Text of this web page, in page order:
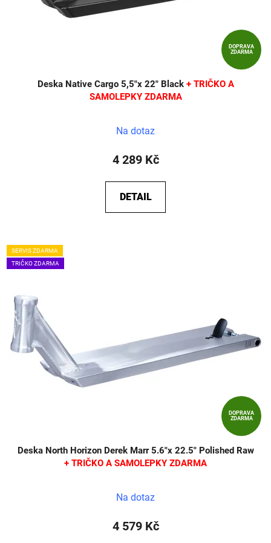
DOPRAVA
ZDARMA
Deska Native Cargo 5,5"x 22" Black + TRIČKO A
SAMOLEPKY ZDARMA
Na dotaz
4 289 Kč
DETAIL
SERVIS ZDARMA
TRIČKO ZDARMA
DOPRAVA
ZDARMA
Deska North Horizon Derek Marr 5.6"x 22.5" Polished Raw
+ TRIČKO A SAMOLEPKY ZDARMA
Na dotaz
4 579 Kč